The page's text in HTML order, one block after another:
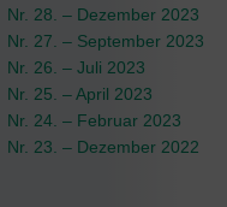
Nr. 28. – Dezember 2023
Nr. 27. – September 2023
Nr. 26. – Juli 2023
Nr. 25. – April 2023
Nr. 24. – Februar 2023
Nr. 23. – Dezember 2022